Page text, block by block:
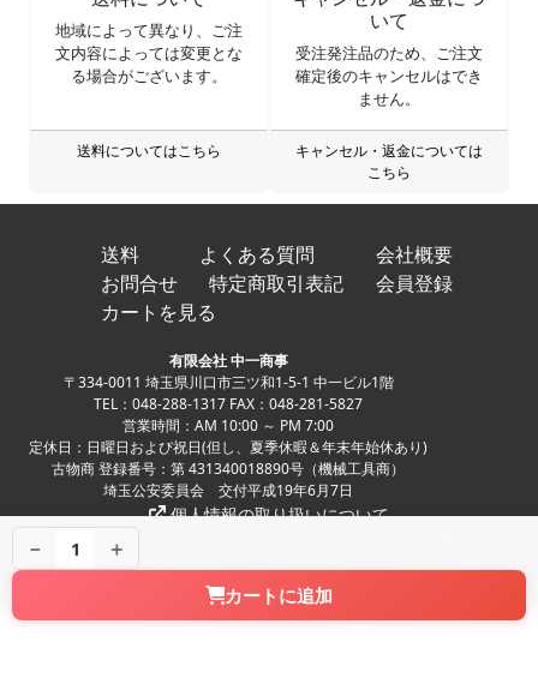
－ 1 ＋
カートに追加
地域によって異なり、ご注
文内容によっては変更とな
る場合がございます。
送料についてはこちら
いて
受注発注品のため、ご注文
確定後のキャンセルはでき
ません。
キャンセル・返金については
こちら
送料 よくある質問
会社概要
お問合せ
特定商取引表記
会員登録
カートを見る
有限会社 中一商事
〒334-0011 埼玉県川口市三ツ和1-5-1 中一ビル1階
TEL：048-288-1317 FAX：048-281-5827
営業時間：AM 10:00 ～ PM 7:00
定休日：日曜日および祝日(但し、夏季休暇＆年末年始休あり)
古物商 登録番号：第 431340018890号（機械工具商）
埼玉公安委員会 交付平成19年6月7日
個人情報の取り扱いについて
中古パチンコ、中古スロット、家スロ、家パチの実機販売専門店